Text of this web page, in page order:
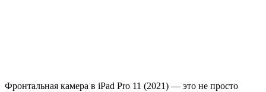
Фронтальная камера в iPad Pro 11 (2021) — это не просто